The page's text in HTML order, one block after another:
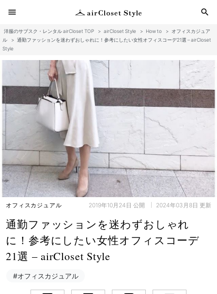
menu search
検
洋服のサブスク・レンタル airCloset TOP > airCloset Style > How to > オフィスカジュア
ル > 通勤ファッションを迷わずおしゃれに！参考にしたい女性オフィスコーデ21選 – airCloset
Style
オフィスカジュアル 2019年10月24日 公開 2024年03月8日 更新
通勤ファッションを迷わずおしゃれ
に！参考にしたい女性オフィスコーデ
21選 – airCloset Style
#オフィスカジュアル